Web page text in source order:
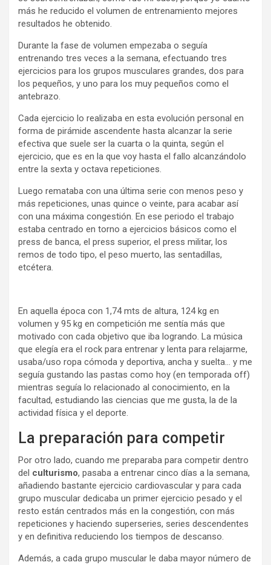
más he reducido el volumen de entrenamiento mejores
resultados he obtenido.
Durante la fase de volumen empezaba o seguía
entrenando tres veces a la semana, efectuando tres
ejercicios para los grupos musculares grandes, dos para
los pequeños, y uno para los muy pequeños como el
antebrazo.
Cada ejercicio lo realizaba en esta evolución personal en
forma de pirámide ascendente hasta alcanzar la serie
efectiva que suele ser la cuarta o la quinta, según el
ejercicio, que es en la que voy hasta el fallo alcanzándolo
entre la sexta y octava repeticiones.
Luego remataba con una última serie con menos peso y
más repeticiones, unas quince o veinte, para acabar así
con una máxima congestión. En ese periodo el trabajo
estaba centrado en torno a ejercicios básicos como el
press de banca, el press superior, el press militar, los
remos de todo tipo, el peso muerto, las sentadillas,
etcétera.
En aquella época con 1,74 mts de altura, 124 kg en
volumen y 95 kg en competición me sentía más que
motivado con cada objetivo que iba logrando. La música
que elegía era el rock para entrenar y lenta para relajarme,
usaba/uso ropa cómoda y deportiva, ancha y suelta… y me
seguía gustando las pastas como hoy (en temporada off)
mientras seguía lo relacionado al conocimiento, en la
facultad, estudiando las ciencias que me gusta, la de la
actividad física y el deporte.
La preparación para competir
Por otro lado, cuando me preparaba para competir dentro
del culturismo, pasaba a entrenar cinco días a la semana,
añadiendo bastante ejercicio cardiovascular y para cada
grupo muscular dedicaba un primer ejercicio pesado y el
resto están centrados más en la congestión, con más
repeticiones y haciendo superseries, series descendentes
y en definitiva reduciendo los tiempos de descanso.
Además, a cada grupo muscular le daba mayor número de